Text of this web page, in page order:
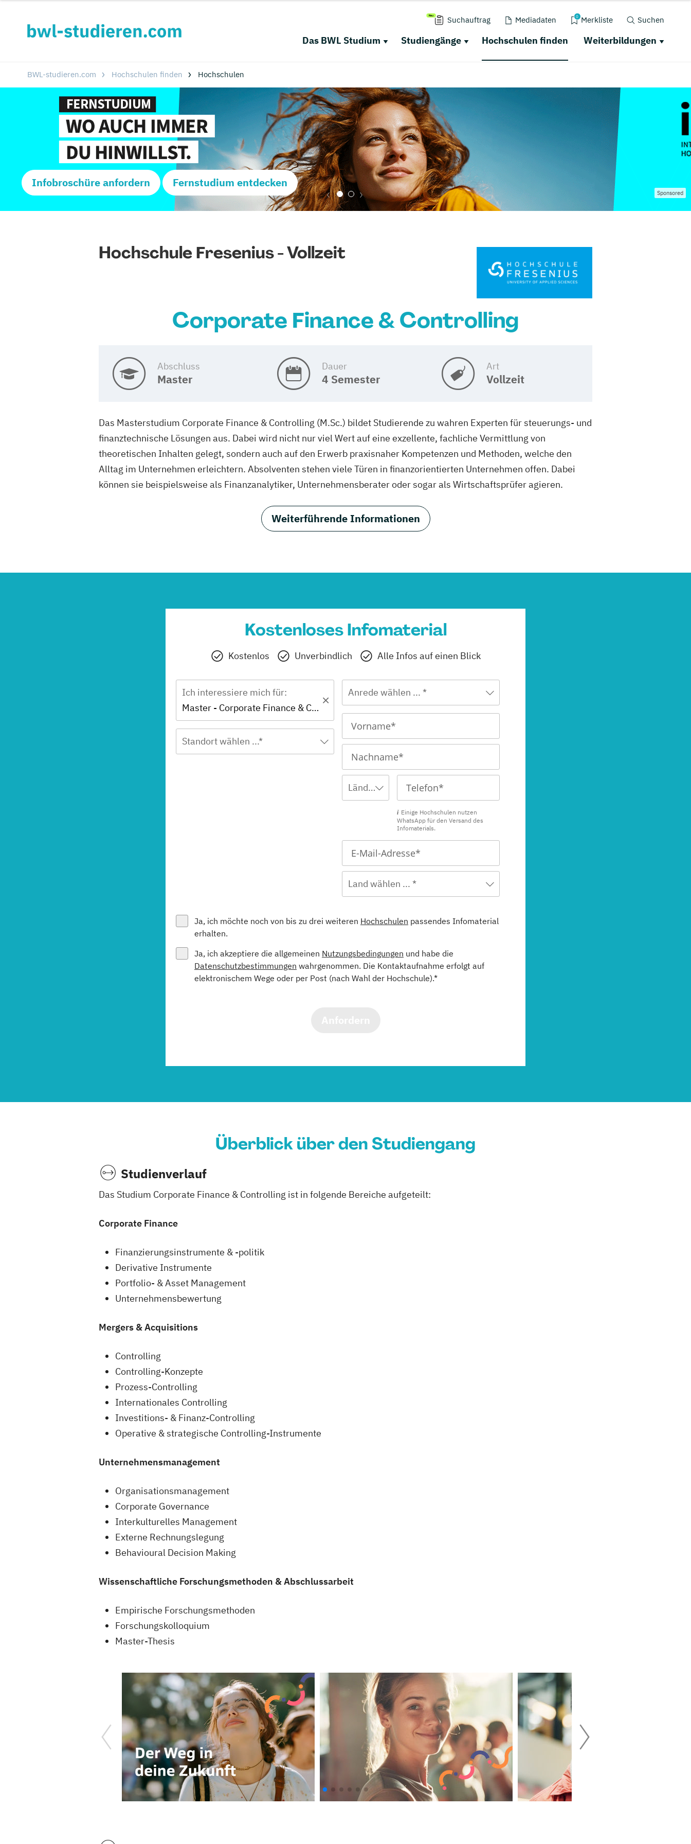
Suchauftrag Mediadaten 0 Merkliste Suchen
Das BWL Studium Studiengänge Hochschulen finden Weiterbildungen
BWL-studieren.com Hochschulen finden Hochschulen
Infobroschüre anfordern Fernstudium entdecken
Sponsored
Hochschule Fresenius - Vollzeit
Corporate Finance & Controlling
Abschluss
Master
Dauer
4 Semester
Art
Vollzeit
Das Masterstudium Corporate Finance & Controlling (M.Sc.) bildet Studierende zu wahren Experten für steuerungs- und
finanztechnische Lösungen aus. Dabei wird nicht nur viel Wert auf eine exzellente, fachliche Vermittlung von
theoretischen Inhalten gelegt, sondern auch auf den Erwerb praxisnaher Kompetenzen und Methoden, welche den
Alltag im Unternehmen erleichtern. Absolventen stehen viele Türen in finanzorientierten Unternehmen offen. Dabei
können sie beispielsweise als Finanzanalytiker, Unternehmensberater oder sogar als Wirtschaftsprüfer agieren.
Weiterführende Informationen
Kostenloses Infomaterial
Kostenlos Unverbindlich Alle Infos auf einen Blick
Ich interessiere mich für:
Master - Corporate Finance & Controlling
Standort wählen ...*
Anrede wählen ... *
Ländervorwahl wählen ... *
Einige Hochschulen nutzen
WhatsApp für den Versand des
Infomaterials.
Land wählen ... *
Ja, ich möchte noch von bis zu drei weiteren Hochschulen passendes Infomaterial
erhalten.
Ja, ich akzeptiere die allgemeinen Nutzungsbedingungen und habe die
Datenschutzbestimmungen wahrgenommen. Die Kontaktaufnahme erfolgt auf
elektronischem Wege oder per Post (nach Wahl der Hochschule).*
Überblick über den Studiengang
Studienverlauf
Das Studium Corporate Finance & Controlling ist in folgende Bereiche aufgeteilt:
Corporate Finance
Finanzierungsinstrumente & -politik
Derivative Instrumente
Portfolio- & Asset Management
Unternehmensbewertung
Mergers & Acquisitions
Controlling
Controlling-Konzepte
Prozess-Controlling
Internationales Controlling
Investitions- & Finanz-Controlling
Operative & strategische Controlling-Instrumente
Unternehmensmanagement
Organisationsmanagement
Corporate Governance
Interkulturelles Management
Externe Rechnungslegung
Behavioural Decision Making
Wissenschaftliche Forschungsmethoden & Abschlussarbeit
Empirische Forschungsmethoden
Forschungskolloquium
Master-Thesis